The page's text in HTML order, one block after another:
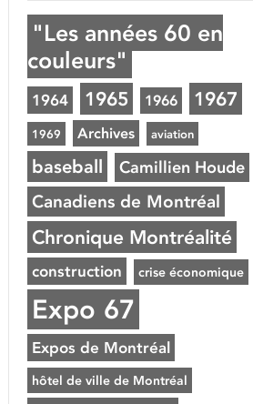
"Les années 60 en
couleurs"
1964 1965 1966 1967
1969 Archives aviation
baseball Camillien Houde
Canadiens de Montréal
Chronique Montréalité
construction crise économique
Expo 67
Expos de Montréal
hôtel de ville de Montréal